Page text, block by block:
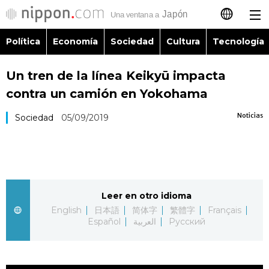
日本語
English
العربية
Русский
Política
Sociedad
Cultura
Política Economía Sociedad Cultura Tecnología
Un tren de la línea Keikyū impacta
contra un camión en Yokohama
Noticias
Sociedad 05/09/2019
Leer en otro idioma
English
日本語 简体字 繁體字
Français
Español
العربية Русский